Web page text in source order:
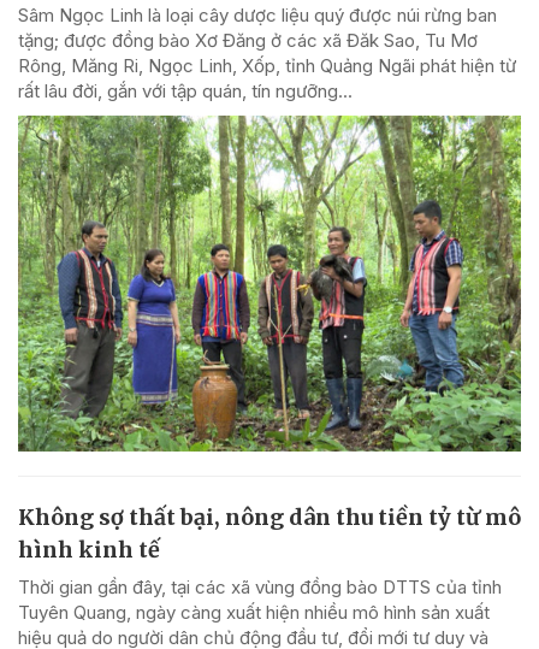
Sâm Ngọc Linh là loại cây dược liệu quý được núi rừng ban
tặng; được đồng bào Xơ Đăng ở các xã Đăk Sao, Tu Mơ
Rông, Măng Ri, Ngọc Linh, Xốp, tỉnh Quảng Ngãi phát hiện từ
rất lâu đời, gắn với tập quán, tín ngưỡng...
Không sợ thất bại, nông dân thu tiền tỷ từ mô
hình kinh tế
Thời gian gần đây, tại các xã vùng đồng bào DTTS của tỉnh
Tuyên Quang, ngày càng xuất hiện nhiều mô hình sản xuất
hiệu quả do người dân chủ động đầu tư, đổi mới tư duy và